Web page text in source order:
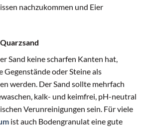
nachzukommen und Eier
Sand keine scharfen Kanten hat,
Gegenstände oder Steine als
werden. Der Sand sollte mehrfach
kalk- und keimfrei, pH-neutral
Verunreinigungen sein. Für viele
ist auch Bodengranulat eine gute